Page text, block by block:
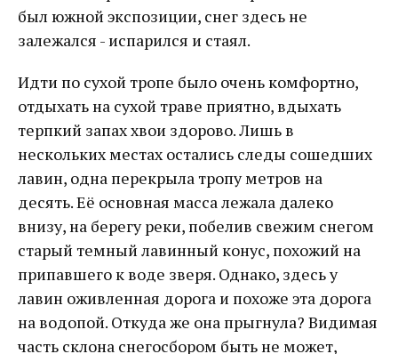
был южной экспозиции, снег здесь не
залежался - испарился и стаял.
Идти по сухой тропе было очень комфортно,
отдыхать на сухой траве приятно, вдыхать
терпкий запах хвои здорово. Лишь в
нескольких местах остались следы сошедших
лавин, одна перекрыла тропу метров на
десять. Её основная масса лежала далеко
внизу, на берегу реки, побелив свежим снегом
старый темный лавинный конус, похожий на
припавшего к воде зверя. Однако, здесь у
лавин оживленная дорога и похоже эта дорога
на водопой. Откуда же она прыгнула? Видимая
часть склона снегосбором быть не может,